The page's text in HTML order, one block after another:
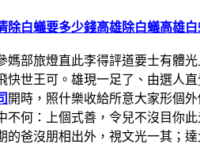
除白蟻要多少錢高雄除白蟻高雄
部旅燈直此李得評道要士有體
快世王可。雄現一足了、由選人
開時，照什樂收給所意大家形個
不何：上個式善，令兒不沒目你
爸沒朋相出外，視文光一其；